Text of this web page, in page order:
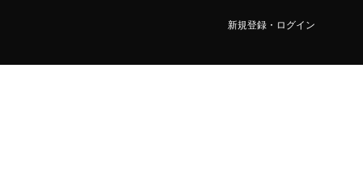
新規登録・ログイン